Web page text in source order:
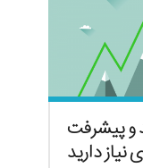
رشد و پیشرفت
نیاز دارید